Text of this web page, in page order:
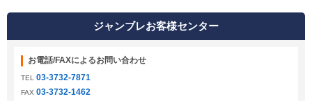
ジャンブレお客様センター
お電話/FAXによるお問い合わせ
TEL 03-3732-7871
FAX 03-3732-1462